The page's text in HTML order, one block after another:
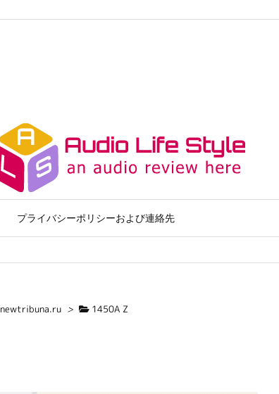
プライバシーポリシーおよび連絡先
newtribuna.ru > 1450A Z